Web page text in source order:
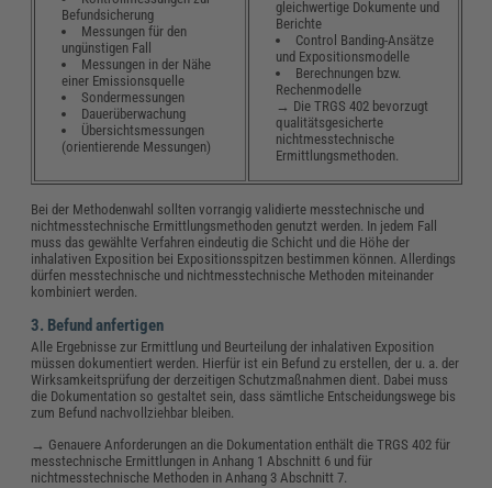
Befundsicherung
Messungen für den
ungünstigen Fall
Messungen in der Nähe
einer Emissionsquelle
Sondermessungen
Dauerüberwachung
Übersichtsmessungen
(orientierende Messungen)
gleichwertige Dokumente und
Berichte
Control Banding-Ansätze
und Expositionsmodelle
Berechnungen bzw.
Rechenmodelle
→ Die TRGS 402 bevorzugt
qualitätsgesicherte
nichtmesstechnische
Ermittlungsmethoden.
Bei der Methodenwahl sollten vorrangig validierte messtechnische und
nichtmesstechnische Ermittlungsmethoden genutzt werden. In jedem Fall
muss das gewählte Verfahren eindeutig die Schicht und die Höhe der
inhalativen Exposition bei Expositionsspitzen bestimmen können. Allerdings
dürfen messtechnische und nichtmesstechnische Methoden miteinander
kombiniert werden.
3. Befund anfertigen
Alle Ergebnisse zur Ermittlung und Beurteilung der inhalativen Exposition
müssen dokumentiert werden. Hierfür ist ein Befund zu erstellen, der u. a. der
Wirksamkeitsprüfung der derzeitigen Schutzmaßnahmen dient. Dabei muss
die Dokumentation so gestaltet sein, dass sämtliche Entscheidungswege bis
zum Befund nachvollziehbar bleiben.
→ Genauere Anforderungen an die Dokumentation enthält die TRGS 402 für
messtechnische Ermittlungen in Anhang 1 Abschnitt 6 und für
nichtmesstechnische Methoden in Anhang 3 Abschnitt 7.